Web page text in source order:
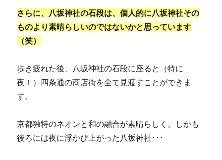
さらに、八坂神社の石段は、個人的に八坂神社その
ものより素晴らしいのではないかと思っています
（笑）
歩き疲れた後、八坂神社の石段に座ると（特に
夜！）四条通の商店街を全て見渡すことができま
す。
京都独特のネオンと和の融合が素晴らしく、しかも
後ろには夜に浮かび上がった八坂神社･･･